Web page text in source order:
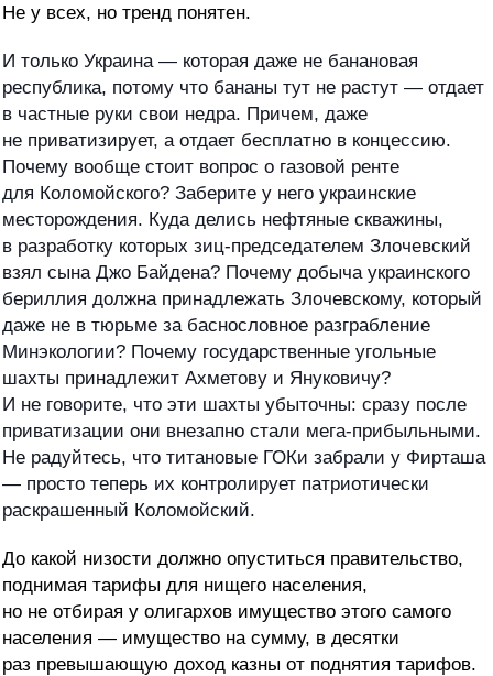
Не у всех, но тренд понятен.
И только Украина — которая даже не банановая
республика, потому что бананы тут не растут — отдает
в частные руки свои недра. Причем, даже
не приватизирует, а отдает бесплатно в концессию.
Почему вообще стоит вопрос о газовой ренте
для Коломойского? Заберите у него украинские
месторождения. Куда делись нефтяные скважины,
в разработку которых зиц-председателем Злочевский
взял сына Джо Байдена? Почему добыча украинского
бериллия должна принадлежать Злочевскому, который
даже не в тюрьме за баснословное разграбление
Минэкологии? Почему государственные угольные
шахты принадлежит Ахметову и Януковичу?
И не говорите, что эти шахты убыточны: сразу после
приватизации они внезапно стали мега-прибыльными.
Не радуйтесь, что титановые ГОКи забрали у Фирташа
— просто теперь их контролирует патриотически
раскрашенный Коломойский.
До какой низости должно опуститься правительство,
поднимая тарифы для нищего населения,
но не отбирая у олигархов имущество этого самого
населения — имущество на сумму, в десятки
раз превышающую доход казны от поднятия тарифов.